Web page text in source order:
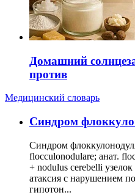
Домашний
против
Медицинский словарь
Cиндром
Синдром
flocculonodulare; анат.
+ nodulus cerebelli
атаксия с нарушением
гипотон...